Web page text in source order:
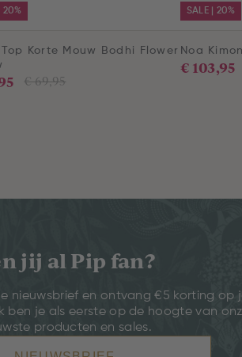
20%
Korte Mouw Bodhi Flower
€ 69,95
SALE | 20%
Noa
€ 103,95
jij al Pip fan?
nieuwsbrief en ontvang €5 korting op
ben je als eerste op de hoogte van
producten en sales.